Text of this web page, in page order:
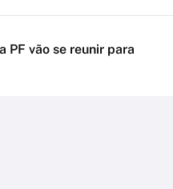
PF vão se reunir para